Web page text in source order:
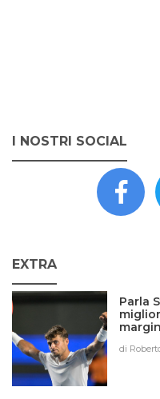
I NOSTRI SOCIAL
EXTRA
Parla
di